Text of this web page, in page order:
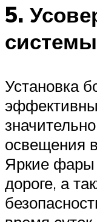
5.
Установка
освещения
Яркие фары
дороге, а